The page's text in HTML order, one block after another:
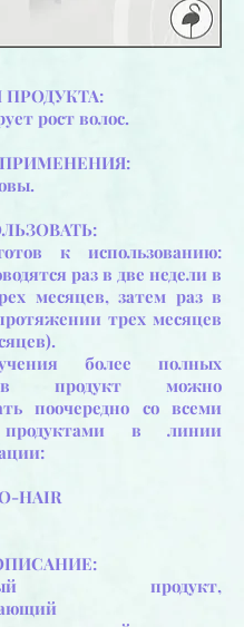
рост волос.
к использованию:
раз в две недели в
месяцев, затем раз в
трех месяцев
более полных
продукт можно
поочередно со всеми
в линии
HAIR
продукт,